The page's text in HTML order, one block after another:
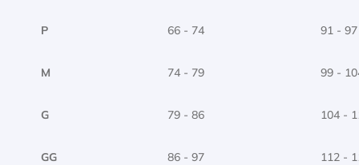
P 66 - 74 91 - 97
M 74 - 79 99 -
G 79 - 86 104 -
GG 86 - 97 112 -